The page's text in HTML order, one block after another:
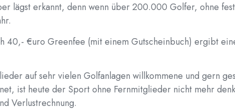
lägst erkannt, denn wenn über 200.000 Golfer, ohne
€uro Greenfee (mit einem Gutscheinbuch) ergibt
auf sehr vielen Golfanlagen willkommene und gern
ist heute der Sport ohne Fernmitglieder nicht mehr
Verlustrechnung.